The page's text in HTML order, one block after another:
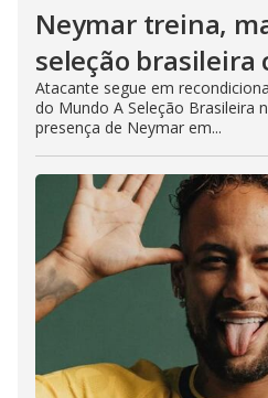
Neymar treina,
seleção brasileira
Atacante segue em
do Mundo A Seleção Brasileira
presença de Neymar em...